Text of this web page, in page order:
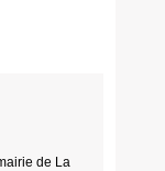
de La